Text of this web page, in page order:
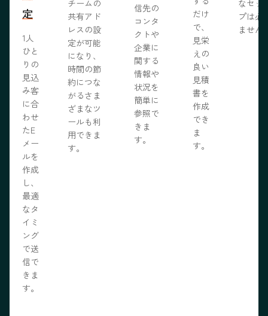
定
1人
ひと
りの
見込
み客
に合
わせ
たE
メー
ルを
作成
し、
最適
なタ
イミ
ング
で送
信で
きま
す。
チームの
共有アド
レスの設
定が可能
になり、
時間の節
約につな
がるさま
ざまなツ
ールも利
用できま
す。
信先の
コンタ
クトや
企業に
関する
情報や
状況を
簡単に
参照で
きま
す。
だけ
で、
見栄
えの
良い
見積
書を
作成
でき
ま
す。
なセッ
プは必
ません